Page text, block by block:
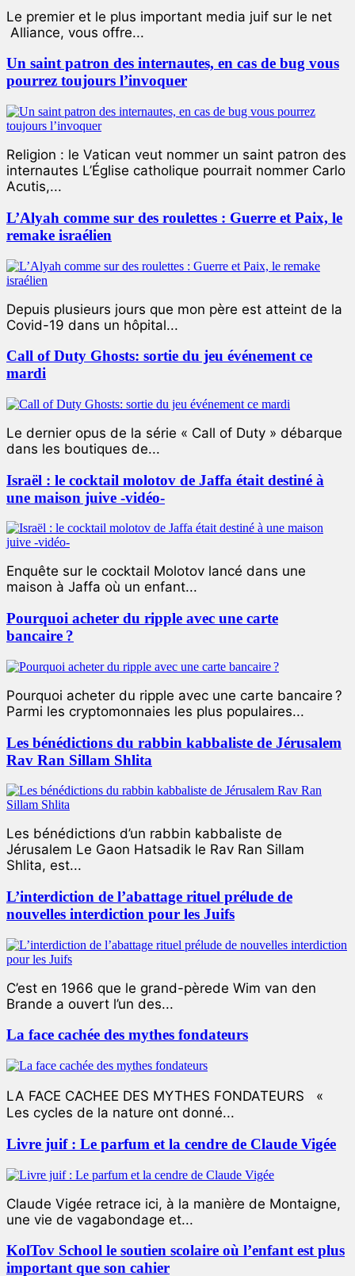
Le premier et le plus important media juif sur le net
Alliance, vous offre...
Un saint patron des internautes, en cas de bug vous
pourrez toujours l’invoquer
Religion : le Vatican veut nommer un saint patron des
internautes L’Église catholique pourrait nommer Carlo
Acutis,...
L’Alyah comme sur des roulettes : Guerre et Paix, le
remake israélien
Depuis plusieurs jours que mon père est atteint de la
Covid-19 dans un hôpital...
Call of Duty Ghosts: sortie du jeu événement ce
mardi
Le dernier opus de la série « Call of Duty » débarque
dans les boutiques de...
Israël : le cocktail molotov de Jaffa était destiné à
une maison juive -vidéo-
Enquête sur le cocktail Molotov lancé dans une
maison à Jaffa où un enfant...
Pourquoi acheter du ripple avec une carte
bancaire ?
Pourquoi acheter du ripple avec une carte bancaire ?
Parmi les cryptomonnaies les plus populaires...
Les bénédictions du rabbin kabbaliste de Jérusalem
Rav Ran Sillam Shlita
Les bénédictions d’un rabbin kabbaliste de
Jérusalem Le Gaon Hatsadik le Rav Ran Sillam
Shlita, est...
L’interdiction de l’abattage rituel prélude de
nouvelles interdiction pour les Juifs
C’est en 1966 que le grand-pèrede Wim van den
Brande a ouvert l’un des...
La face cachée des mythes fondateurs
LA FACE CACHEE DES MYTHES FONDATEURS «
Les cycles de la nature ont donné...
Livre juif : Le parfum et la cendre de Claude Vigée
Claude Vigée retrace ici, à la manière de Montaigne,
une vie de vagabondage et...
KolTov School le soutien scolaire où l’enfant est plus
important que son cahier